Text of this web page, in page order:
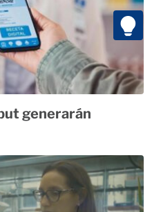
generarán